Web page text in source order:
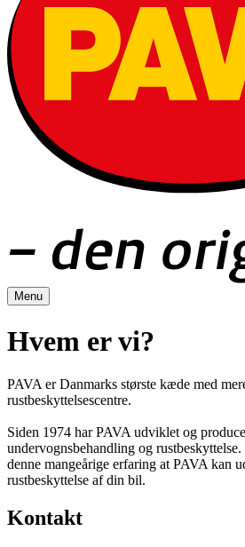
Menu
Hvem er vi?
PAVA er Danmarks største kæde med
rustbeskyttelsescentre.
Siden 1974 har PAVA udviklet og
undervognsbehandling og rustbeskyttelse.
denne mangeårige erfaring at PAVA kan
rustbeskyttelse af din bil.
Kontakt